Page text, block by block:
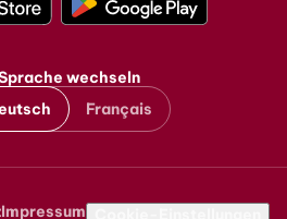
wechseln
Français
Impressum